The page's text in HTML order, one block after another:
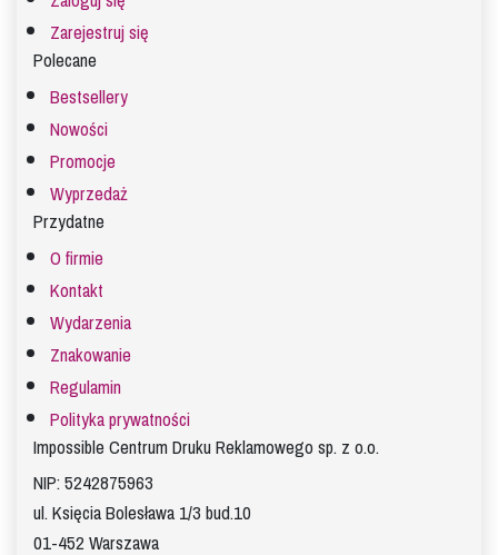
Zarejestruj się
Polecane
Bestsellery
Nowości
Promocje
Wyprzedaż
Przydatne
O firmie
Kontakt
Wydarzenia
Znakowanie
Regulamin
Polityka prywatności
Impossible Centrum Druku Reklamowego sp. z o.o.
NIP: 5242875963
ul. Księcia Bolesława 1/3 bud.10
01-452 Warszawa